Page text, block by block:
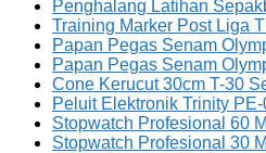
Penghalang Latihan
Training Marker Post Liga
Papan Pegas Senam
Papan Pegas Senam
Cone Kerucut 30cm T-30
Peluit Elektronik Trinity PE-
Stopwatch Profesional 60
Stopwatch Profesional 30